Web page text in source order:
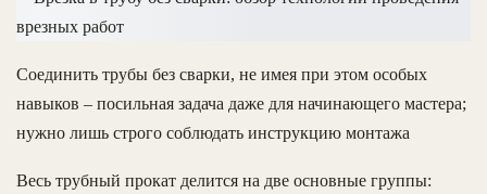
Соединить трубы без сварки, не имея при этом особых
навыков – посильная задача даже для начинающего мастера;
нужно лишь строго соблюдать инструкцию монтажа
Весь трубный прокат делится на две основные группы: